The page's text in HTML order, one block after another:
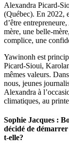
Alexandra Picard-
(Québec). En 2022,
d’être
mère, une belle-
complice, une
Yawinonh est
Picard-Sioui,
mêmes valeurs.
nous, jeunes
Alexandra à
climatiques, au
Sophie Jacques :
décidé de
t-elle?